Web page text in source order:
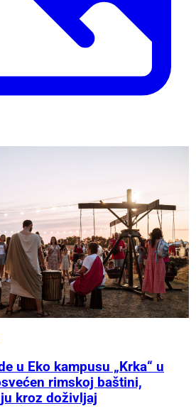
u Eko kampusu „Krka“ u
rimskoj baštini,
kroz doživljaj